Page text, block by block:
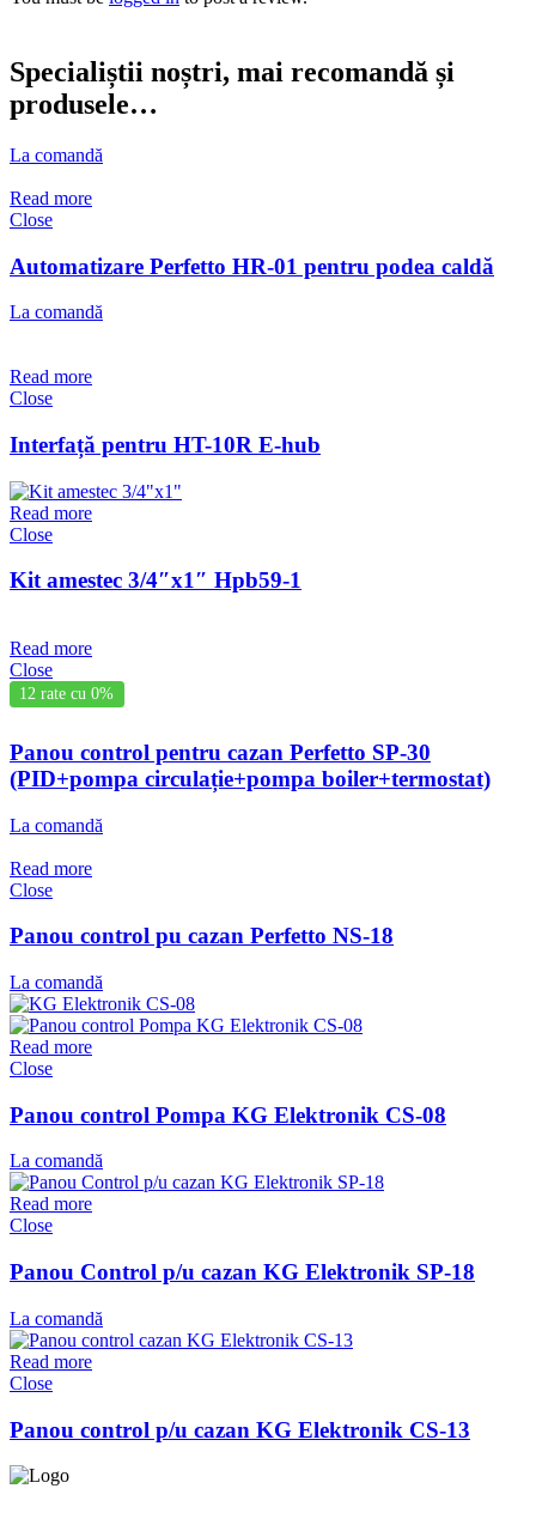
Specialiștii noștri, mai recomandă și
produsele…
La comandă
Read more
Close
Automatizare Perfetto HR-01 pentru podea caldă
La comandă
Read more
Close
Interfață pentru HT-10R E-hub
Read more
Close
Kit amestec 3/4″x1″ Hpb59-1
Read more
Close
12 rate cu 0%
Panou control pentru cazan Perfetto SP-30
(PID+pompa circulație+pompa boiler+termostat)
La comandă
Read more
Close
Panou control pu cazan Perfetto NS-18
La comandă
Read more
Close
Panou control Pompa KG Elektronik CS-08
La comandă
Read more
Close
Panou Control p/u cazan KG Elektronik SP-18
La comandă
Read more
Close
Panou control p/u cazan KG Elektronik CS-13